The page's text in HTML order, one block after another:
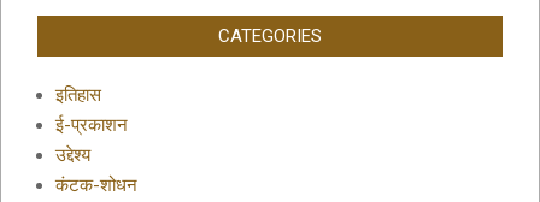
CATEGORIES
इतिहास
ई-प्रकाशन
उद्देश्य
कंटक-शोधन